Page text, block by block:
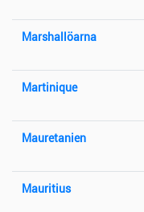
Marshallöarna
Martinique
Mauretanien
Mauritius